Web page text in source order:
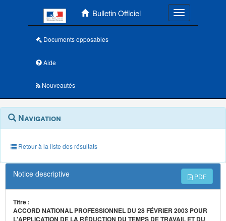
Bulletin Officiel Toggle
Documents opposables
Aide
Nouveautés
Navigation
outils
annexes
Menu
contextuel
Navigation
Retour à la liste des résultats
Notice descriptive PDF
Titre :
ACCORD NATIONAL PROFESSIONNEL DU 28 FÉVRIER 2003 POUR
L'APPLICATION DE LA RÉDUCTION DU TEMPS DE TRAVAIL ET DU